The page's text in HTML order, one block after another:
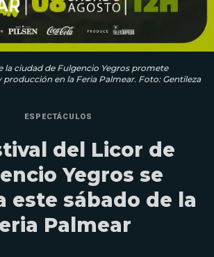
la ciudad de Fulgencio Yegros promete
en la Feria Palmear. Foto: Gentileza
ESPECTÁCULOS
del Licor de
Yegros se
este sábado de la
Palmear